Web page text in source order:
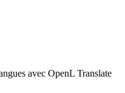
avec OpenL Translate